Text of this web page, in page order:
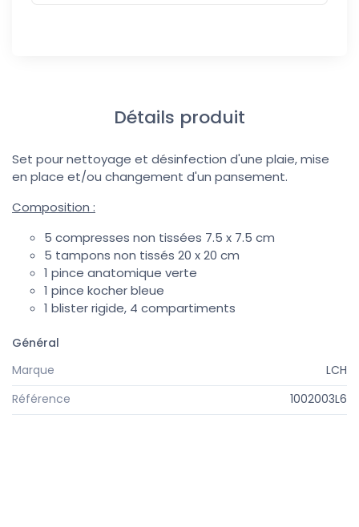
Détails produit
Set pour nettoyage et désinfection d'une plaie, mise
en place et/ou changement d'un pansement.
Composition :
5 compresses non tissées 7.5 x 7.5 cm
5 tampons non tissés 20 x 20 cm
1 pince anatomique verte
1 pince kocher bleue
1 blister rigide, 4 compartiments
Général
Marque
LCH
Référence
1002003L6